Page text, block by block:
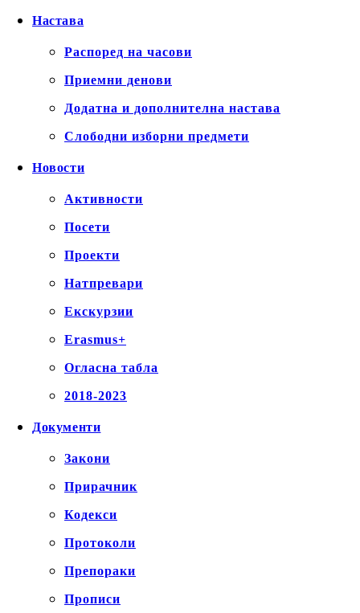
Настава
Распоред на часови
Приемни денови
Додатна и дополнителна настава
Слободни изборни предмети
Новости
Активности
Посети
Проекти
Натпревари
Екскурзии
Erasmus+
Огласна табла
2018-2023
Документи
Закони
Прирачник
Кодекси
Протоколи
Препораки
Прописи